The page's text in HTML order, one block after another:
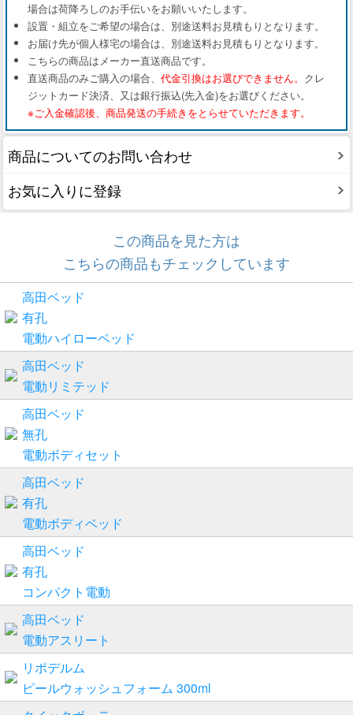
場合は荷降ろしのお手伝いをお願いいたします。
設置・組立をご希望の場合は、別途送料お見積もりとなります。
お届け先が個人様宅の場合は、別途送料お見積もりとなります。
こちらの商品はメーカー直送商品です。
直送商品のみご購入の場合、 代金引換はお選びできません。 クレ
ジットカード決済、又は銀行振込(先入金)をお選びください。
※ご入金確認後、商品発送の手続きをとらせていただきます。
商品についてのお問い合わせ
お気に入りに登録
この商品を見た方は
こちらの商品もチェックしています
高田ベッド
有孔
電動ハイローベッド
高田ベッド
電動リミテッド
高田ベッド
無孔
電動ボディセット
高田ベッド
有孔
電動ボディベッド
高田ベッド
有孔
コンパクト電動
高田ベッド
電動アスリート
リポデルム
ピールウォッシュフォーム 300ml